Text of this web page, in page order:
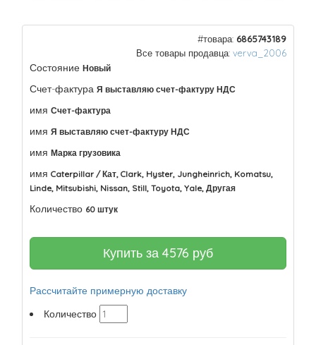
#товара: 6865743189
Все товары продавца: verva_2006
Состояние Новый
Счет-фактура Я выставляю счет-фактуру НДС
имя Счет-фактура
имя Я выставляю счет-фактуру НДС
имя Марка грузовика
имя Caterpillar / Кат, Clark, Hyster, Jungheinrich, Komatsu,
Linde, Mitsubishi, Nissan, Still, Toyota, Yale, Другая
Количество 60 штук
Купить за 4576 руб
Рассчитайте примерную доставку
Количество